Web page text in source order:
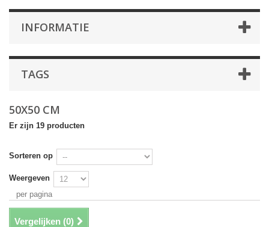
INFORMATIE
TAGS
50X50 CM
Er zijn 19 producten
Sorteren op
Weergeven
per pagina
Vergelijken (0)